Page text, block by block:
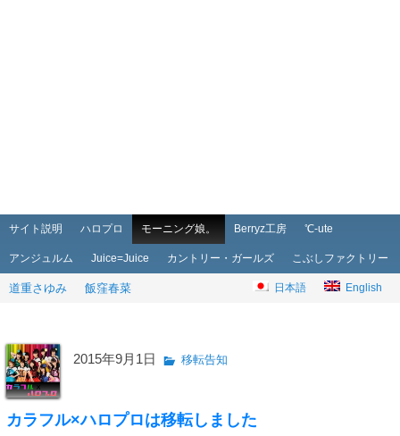
メインメニュー
メインコンテンツへ移動
サブコンテンツへ移動
サイト説明 ハロプロ モーニング娘。 Berryz工房 ℃-ute
アンジュルム Juice=Juice カントリー・ガールズ こぶしファクトリー
道重さゆみ 飯窪春菜 日本語 English
2015年9月1日 移転告知
カラフル×ハロプロは移転しました